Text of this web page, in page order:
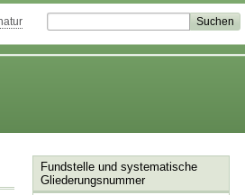
Fundstelle und systematische
Gliederungsnummer